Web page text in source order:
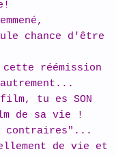
chance d'être
réémission
tu es SON
de sa vie !
contraires"...
de vie et